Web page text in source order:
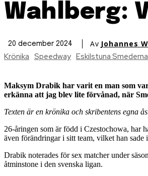
Wahlberg:
20 december 2024 Av Johannes
Krönika Speedway Eskilstuna Smederna
Maksym Drabik har varit en man som
erkänna att jag blev lite förvånad, när
Texten är en krönika och skribentens egna
26-åringen som är född i Czestochowa, har
även förändringar i sitt team, vilket han sade
Drabik noterades för sex matcher under
åtminstone i den svenska ligan.